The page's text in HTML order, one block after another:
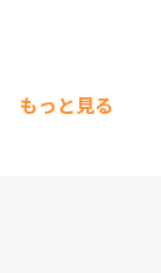
もっと見る